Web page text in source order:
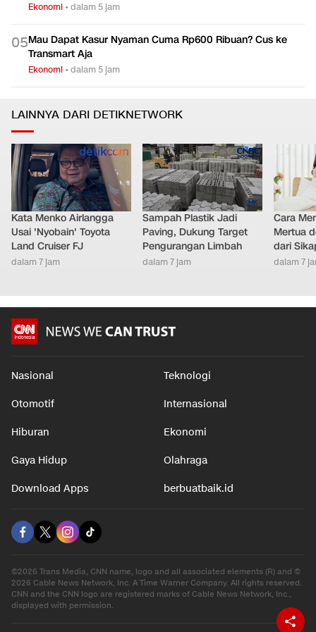
Ekonomi •dalam 5 jam
05Mau Dapat Kasur Nyaman Cuma Rp600 Ribuan? Cus ke
Transmart Aja
Ekonomi •dalam 5 jam
LAINNYA DARI DETIKNETWORK
Kata Menko Airlangga
Usai 'Nyobain' Toyota
Land Cruiser FJ
dalam 7 jam
Sampah Plastik Jadi
Paving, Dukung Target
Pengurangan Limbah
dalam 7 jam
Cara
Mertua
dari
dalam 7
Nasional Teknologi
Otomotif Internasional
Hiburan Ekonomi
Gaya Hidup Olahraga
Download Apps berbuatbaik.id
©2026 Trans Media, CNN name, logo and all associated elements (R) and ©
2026 Cable News Network, Inc. A Time Warner Company. All rights reserved.
CNN and the CNN logo are registered marks of Cable News Network, Inc.,
displayed with permission.